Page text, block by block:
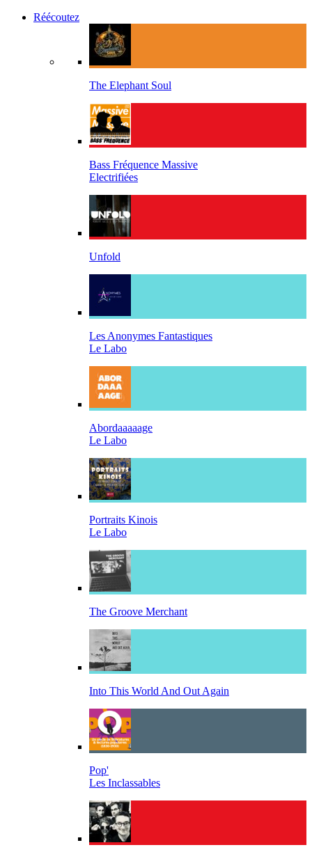
Réécoutez
The Elephant Soul
Bass Fréquence Massive
Electrifiées
Unfold
Les Anonymes Fantastiques
Le Labo
Abordaaaaage
Le Labo
Portraits Kinois
Le Labo
The Groove Merchant
Into This World And Out Again
Pop'
Les Inclassables